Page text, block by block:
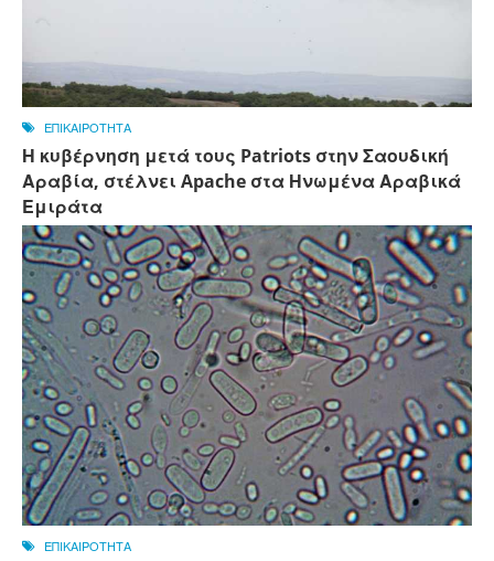
ΕΠΙΚΑΙΡΟΤΗΤΑ
Η κυβέρνηση μετά τους Patriots στην Σαουδική
Αραβία, στέλνει Apache στα Ηνωμένα Αραβικά
Εμιράτα
ΕΠΙΚΑΙΡΟΤΗΤΑ